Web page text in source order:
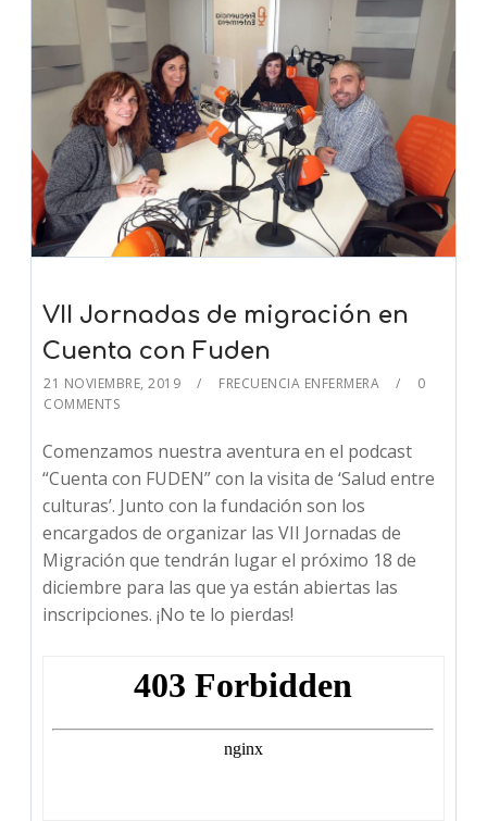
VII Jornadas de migración en
Cuenta con Fuden
21 NOVIEMBRE, 2019 FRECUENCIA ENFERMERA
0
COMMENTS
Comenzamos nuestra aventura en el podcast
“Cuenta con FUDEN” con la visita de ‘Salud entre
culturas’. Junto con la fundación son los
encargados de organizar las VII Jornadas de
Migración que tendrán lugar el próximo 18 de
diciembre para las que ya están abiertas las
inscripciones. ¡No te lo pierdas!